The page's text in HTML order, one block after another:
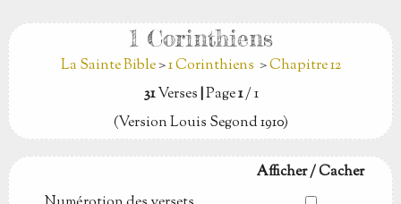
1 Corinthiens
La Sainte Bible>1 Corinthiens >Chapitre 12
31Verses|Page1/ 1
(Version Louis Segond 1910)
Afficher / Cacher